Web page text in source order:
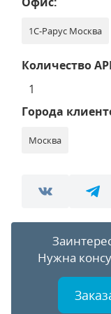
1С-Рарус Москва
Количество
1
Города
Москва
Нужна